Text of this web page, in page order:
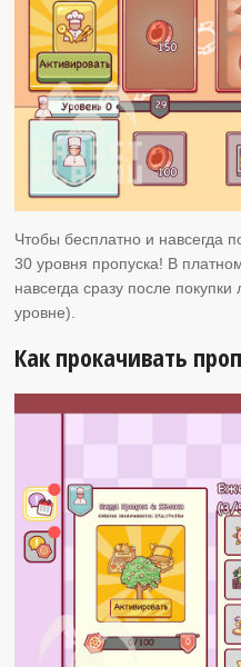
Чтобы бесплатно и навсегда
30 уровня пропуска! В
навсегда сразу после
уровне).
Как прокачивать